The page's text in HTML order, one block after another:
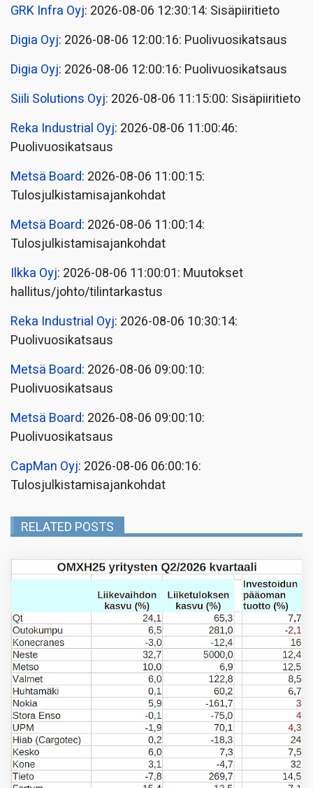
GRK Infra Oyj: 2026-08-06 12:30:14: Sisäpiiritieto
Digia Oyj: 2026-08-06 12:00:16: Puolivuosikatsaus
Digia Oyj: 2026-08-06 12:00:16: Puolivuosikatsaus
Siili Solutions Oyj: 2026-08-06 11:15:00: Sisäpiiritieto
Reka Industrial Oyj: 2026-08-06 11:00:46:
Puolivuosikatsaus
Metsä Board: 2026-08-06 11:00:15:
Tulosjulkistamisajankohdat
Metsä Board: 2026-08-06 11:00:14:
Tulosjulkistamisajankohdat
Ilkka Oyj: 2026-08-06 11:00:01: Muutokset
hallitus/johto/tilintarkastus
Reka Industrial Oyj: 2026-08-06 10:30:14:
Puolivuosikatsaus
Metsä Board: 2026-08-06 09:00:10:
Puolivuosikatsaus
Metsä Board: 2026-08-06 09:00:10:
Puolivuosikatsaus
CapMan Oyj: 2026-08-06 06:00:16:
Tulosjulkistamisajankohdat
RELATED POSTS